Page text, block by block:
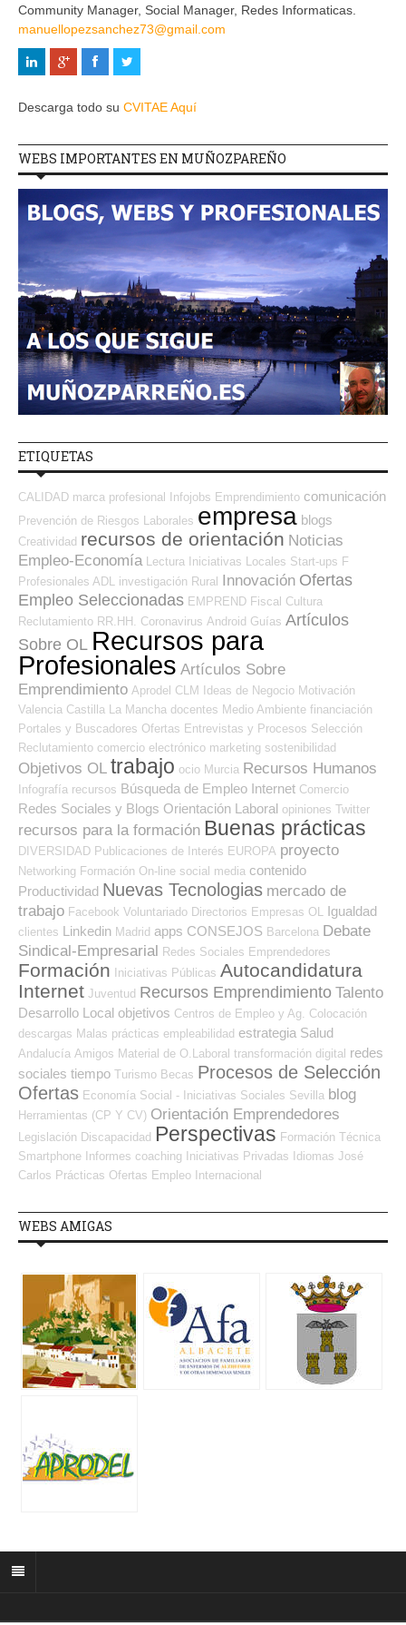
Community Manager, Social Manager, Redes Informaticas.
manuellopezsanchez73@gmail.com
Descarga todo su CVITAE Aquí
WEBS IMPORTANTES EN MUÑOZPAREÑO
ETIQUETAS
CALIDAD marca profesional Infojobs Emprendimiento comunicación
Prevención de Riesgos Laborales empresa blogs
Creatividad recursos de orientación Noticias
Empleo-Economía Lectura Iniciativas Locales Start-ups F
Profesionales ADL
investigación Rural Innovación Ofertas
Empleo Seleccionadas EMPREND Fiscal Cultura
Reclutamiento RR.HH.
Coronavirus Android Guías Artículos
Sobre OL Recursos para
Profesionales Artículos Sobre
Emprendimiento Aprodel CLM Ideas de Negocio Motivación
Valencia Castilla La Mancha docentes Medio Ambiente financiación
Portales y Buscadores Ofertas Entrevistas y Procesos Selección
Reclutamiento comercio electrónico marketing sostenibilidad
Objetivos OL trabajo ocio Murcia Recursos Humanos
Infografía recursos Búsqueda de Empleo Internet Comercio
Redes Sociales y Blogs Orientación Laboral opiniones Twitter
recursos para la formación Buenas prácticas
DIVERSIDAD Publicaciones de Interés EUROPA proyecto
Networking Formación On-line social media contenido
Productividad Nuevas Tecnologias mercado de
trabajo Facebook Voluntariado Directorios Empresas OL Igualdad
clientes Linkedin Madrid apps CONSEJOS Barcelona Debate
Sindical-Empresarial Redes Sociales Emprendedores
Formación Iniciativas Públicas Autocandidatura
Internet Juventud Recursos Emprendimiento Talento
Desarrollo Local objetivos Centros de Empleo y Ag. Colocación
descargas Malas prácticas empleabilidad estrategia Salud
Andalucía Amigos Material de O.Laboral transformación digital redes
sociales tiempo Turismo Becas Procesos de Selección
Ofertas Economía Social - Iniciativas Sociales Sevilla blog
Herramientas (CP Y CV) Orientación Emprendedores
Legislación Discapacidad Perspectivas Formación Técnica
Smartphone Informes coaching Iniciativas Privadas Idiomas José
Carlos Prácticas Ofertas Empleo Internacional
WEBS AMIGAS